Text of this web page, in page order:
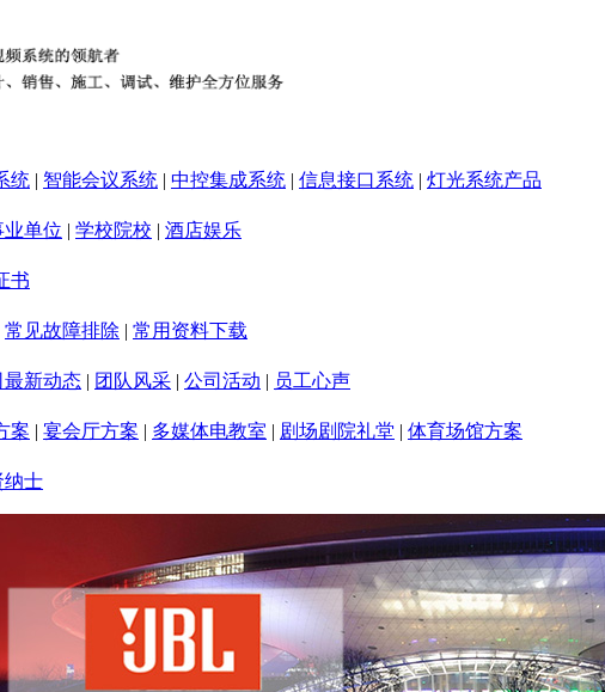
统 | 智能会议系统 | 中控集成系统 | 信息接口系统 | 灯光系统产品
业单位 | 学校院校 | 酒店娱乐
书
常见故障排除 | 常用资料下载
最新动态 | 团队风采 | 公司活动 | 员工心声
案 | 宴会厅方案 | 多媒体电教室 | 剧场剧院礼堂 | 体育场馆方案
纳士